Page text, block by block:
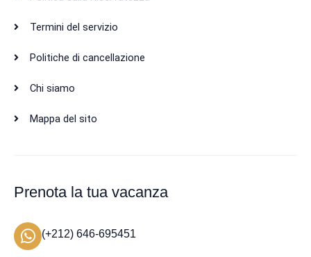
Termini del servizio
Politiche di cancellazione
Chi siamo
Mappa del sito
Prenota la tua vacanza
(+212) 646-695451